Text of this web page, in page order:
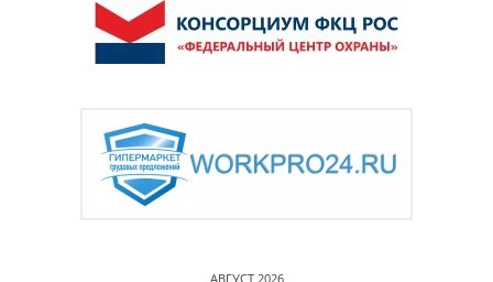
АВГУСТ 2026